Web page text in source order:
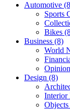
Automotive
Sports
Bikes
Business (8)
World
Opinion
Design (8)
Interior
Objects